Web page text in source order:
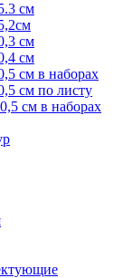
см
см
см
см в наборах
см по листу
см в наборах